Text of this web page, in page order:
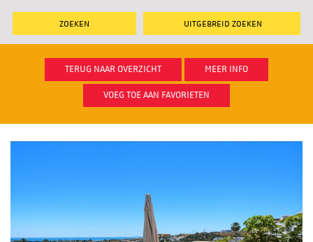
UITGEBREID ZOEKEN
TERUG NAAR OVERZICHT MEER INFO
VOEG TOE AAN FAVORIETEN